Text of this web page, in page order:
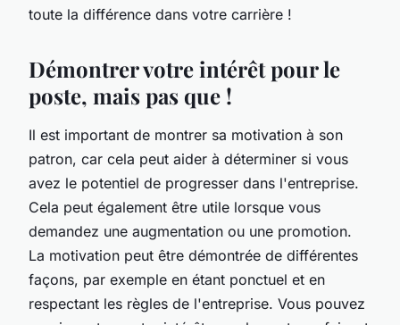
toute la différence dans votre carrière !
Démontrer votre intérêt pour le
poste, mais pas que !
Il est important de montrer sa motivation à son
patron, car cela peut aider à déterminer si vous
avez le potentiel de progresser dans l'entreprise.
Cela peut également être utile lorsque vous
demandez une augmentation ou une promotion.
La motivation peut être démontrée de différentes
façons, par exemple en étant ponctuel et en
respectant les règles de l'entreprise. Vous pouvez